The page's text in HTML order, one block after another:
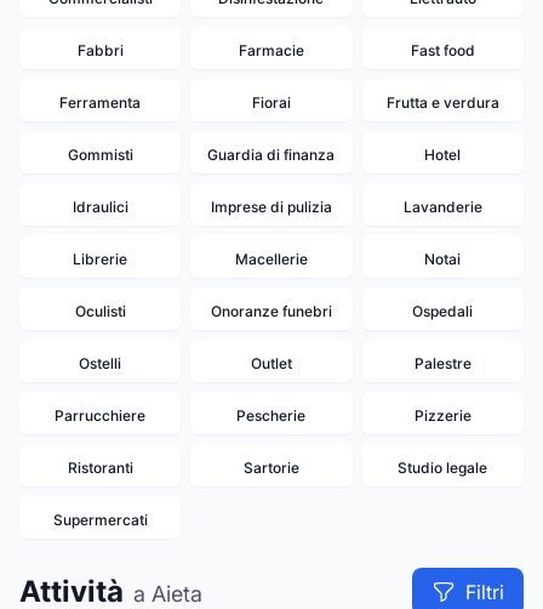
Fabbri Farmacie Fast food
Ferramenta Fiorai Frutta e verdura
Gommisti Guardia di finanza Hotel
Idraulici Imprese di pulizia Lavanderie
Librerie Macellerie Notai
Oculisti Onoranze funebri Ospedali
Ostelli Outlet Palestre
Parrucchiere Pescherie Pizzerie
Ristoranti Sartorie Studio legale
Supermercati
Attività a Aieta Filtri